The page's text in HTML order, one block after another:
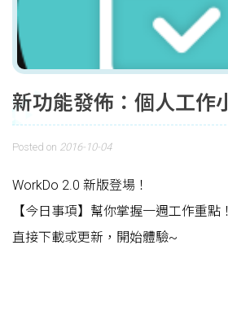
新功能發佈：個人工作
Posted on 2016-10-04
WorkDo 2.0 新版登場！
【今日事項】幫你掌握一週工作重點！
直接下載或更新，開始體驗~